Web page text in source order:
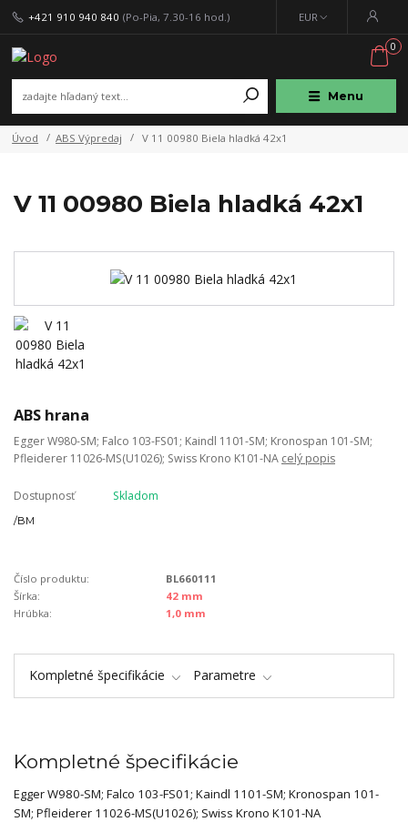
Menu
EUR
+421 910 940 840 (Po-Pia, 7.30-16 hod.)
0
Úvod ABS Výpredaj V 11 00980 Biela hladká 42x1
V 11 00980 Biela hladká 42x1
ABS hrana
Egger W980-SM; Falco 103-FS01; Kaindl 1101-SM; Kronospan 101-SM;
Pfleiderer 11026-MS(U1026); Swiss Krono K101-NA celý popis
Dostupnosť Skladom
/BM
Číslo produktu:
BL660111
Šírka:
42 mm
Hrúbka:
1,0 mm
Kompletné špecifikácie Parametre
Kompletné špecifikácie
Egger W980-SM; Falco 103-FS01; Kaindl 1101-SM; Kronospan 101-
SM; Pfleiderer 11026-MS(U1026); Swiss Krono K101-NA